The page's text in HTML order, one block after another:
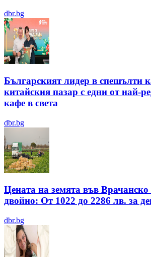
dbr.bg
Българският лидер в спешълти
китайския пазар с едни от най-
кафе в света
dbr.bg
Цената на земята във Врачанско
двойно: От 1022 до 2286 лв. за
dbr.bg